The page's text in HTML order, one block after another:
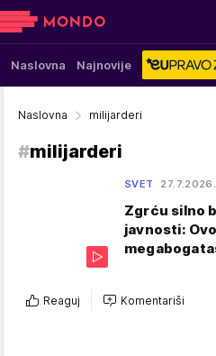
Naslovna Najnovije
Naslovna milijarderi
#milijarderi
SVET 27.7.2026.
Zgrću silno
javnosti:
Reaguj Komentariši